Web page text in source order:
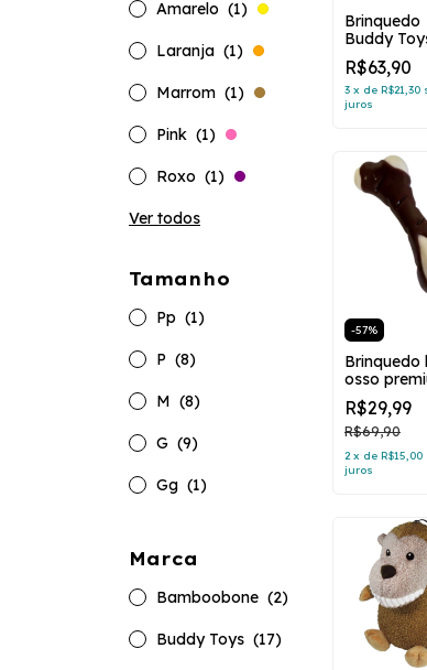
Amarelo (1)
Laranja (1)
Marrom (1)
Pink (1)
Roxo (1)
Ver todos
Tamanho
Pp (1)
P (8)
M (8)
G (9)
Gg (1)
Marca
Bamboobone (2)
Buddy Toys (17)
Brinquedo
Buddy
Milho Nylon
Amarelo
R$63,90
3 x de R$21,30
juros
-57%
Brinquedo
osso
R$29,99
R$69,90
2 x de R$15,00
juros